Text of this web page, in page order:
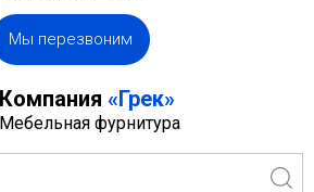
Мы перезвоним
Компания «Грек»
Мебельная фурнитура